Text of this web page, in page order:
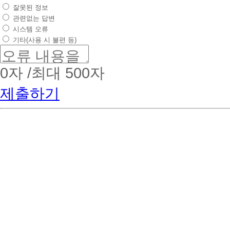
잘못된 정보
관련없는 답변
시스템 오류
기타(사용 시 불편 등)
0자 /최대 500자
제출하기